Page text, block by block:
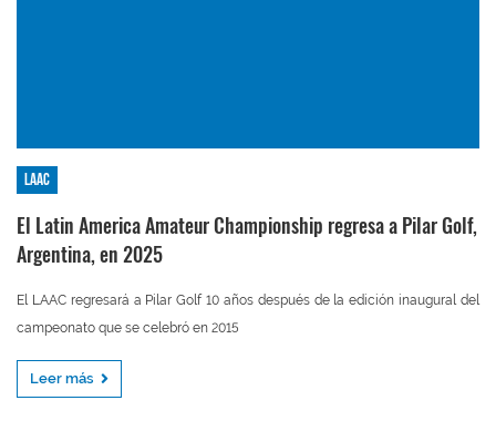
LAAC
El Latin America Amateur Championship regresa a Pilar Golf,
Argentina, en 2025
El LAAC regresará a Pilar Golf 10 años después de la edición inaugural del
campeonato que se celebró en 2015
Leer más